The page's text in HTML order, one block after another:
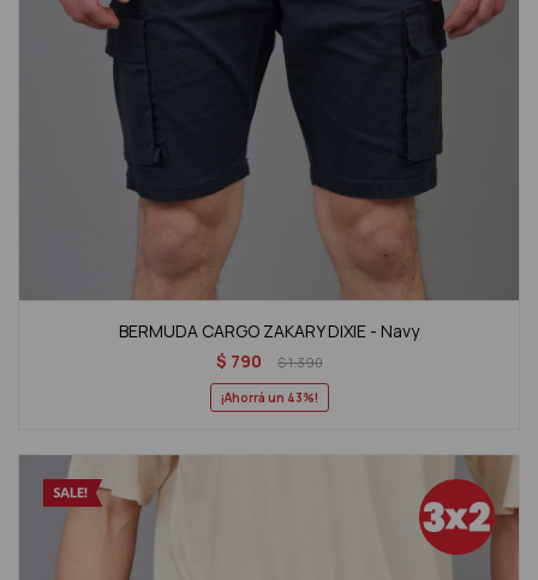
BERMUDA CARGO ZAKARY DIXIE - Navy
$ 790 $1.390
43